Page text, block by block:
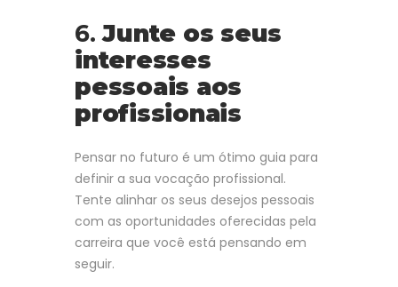
6.Junte os seus
interesses
pessoais aos
profissionais
Pensar no futuro é um ótimo guia para
definir a sua vocação profissional.
Tente alinhar os seus desejos pessoais
com as oportunidades oferecidas pela
carreira que você está pensando em
seguir.